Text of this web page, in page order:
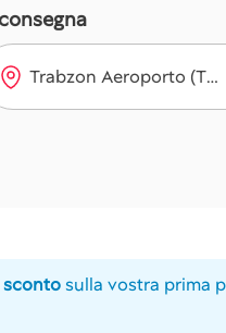
Trabzon Aeroporto (TZX)
scontosulla vostra prima